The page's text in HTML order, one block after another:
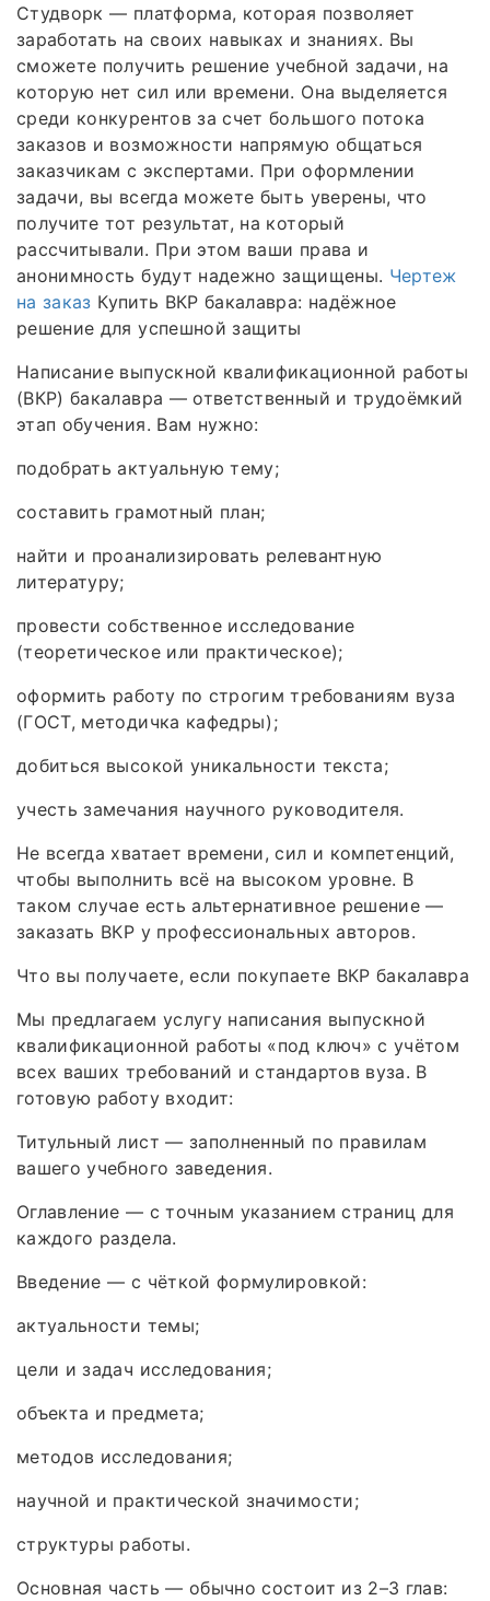
Студворк — платформа, которая позволяет
заработать на своих навыках и знаниях. Вы
сможете получить решение учебной задачи, на
которую нет сил или времени. Она выделяется
среди конкурентов за счет большого потока
заказов и возможности напрямую общаться
заказчикам с экспертами. При оформлении
задачи, вы всегда можете быть уверены, что
получите тот результат, на который
рассчитывали. При этом ваши права и
анонимность будут надежно защищены. Чертеж
на заказ Купить ВКР бакалавра: надёжное
решение для успешной защиты
Написание выпускной квалификационной работы
(ВКР) бакалавра — ответственный и трудоёмкий
этап обучения. Вам нужно:
подобрать актуальную тему;
составить грамотный план;
найти и проанализировать релевантную
литературу;
провести собственное исследование
(теоретическое или практическое);
оформить работу по строгим требованиям вуза
(ГОСТ, методичка кафедры);
добиться высокой уникальности текста;
учесть замечания научного руководителя.
Не всегда хватает времени, сил и компетенций,
чтобы выполнить всё на высоком уровне. В
таком случае есть альтернативное решение —
заказать ВКР у профессиональных авторов.
Что вы получаете, если покупаете ВКР бакалавра
Мы предлагаем услугу написания выпускной
квалификационной работы «под ключ» с учётом
всех ваших требований и стандартов вуза. В
готовую работу входит:
Титульный лист — заполненный по правилам
вашего учебного заведения.
Оглавление — с точным указанием страниц для
каждого раздела.
Введение — с чёткой формулировкой:
актуальности темы;
цели и задач исследования;
объекта и предмета;
методов исследования;
научной и практической значимости;
структуры работы.
Основная часть — обычно состоит из 2–3 глав: